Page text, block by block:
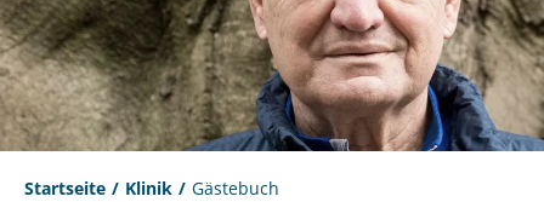
Startseite Klinik Gästebuch